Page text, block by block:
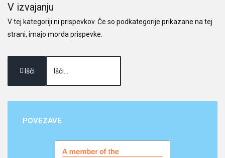
V izvajanju
V tej kategoriji ni prispevkov. Če so podkategorije prikazane na tej
strani, imajo morda prispevke.
Išči
POVEZAVE